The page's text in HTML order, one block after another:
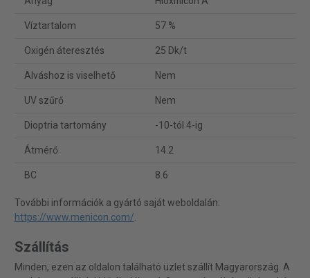
Víztartalom 57 %
Oxigén áteresztés 25 Dk/t
Alváshoz is viselhető Nem
UV szűrő Nem
Dioptria tartomány -10-tól 4-ig
Átmérő 14.2
BC 8.6
További információk a gyártó saját weboldalán:
https://www.menicon.com/.
Szállítás
Minden, ezen az oldalon található üzlet szállít Magyarország. A